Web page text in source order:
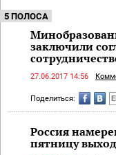
5 ПОЛОСА
заключили
27.06.2017 14:56
Поделиться:
Россия
пятницу